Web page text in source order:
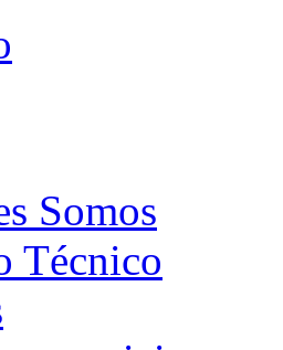
Somos
Técnico